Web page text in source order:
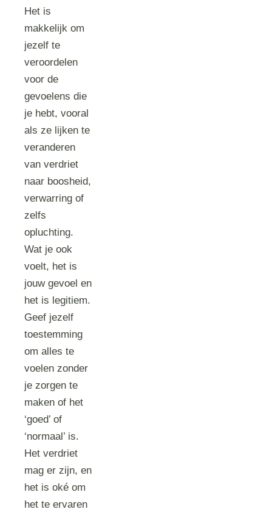
Het is
makkelijk om
jezelf te
veroordelen
voor de
gevoelens die
je hebt, vooral
als ze lijken te
veranderen
van verdriet
naar boosheid,
verwarring of
zelfs
opluchting.
Wat je ook
voelt, het is
jouw gevoel en
het is legitiem.
Geef jezelf
toestemming
om alles te
voelen zonder
je zorgen te
maken of het
‘goed’ of
‘normaal’ is.
Het verdriet
mag er zijn, en
het is oké om
het te ervaren